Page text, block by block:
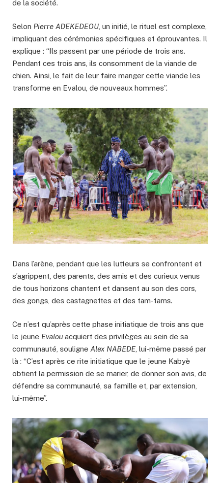
de la société.
Selon Pierre ADEKEDEOU , un initié, le rituel est complexe,
impliquant des cérémonies spécifiques et éprouvantes. Il
explique : “Ils passent par une période de trois ans.
Pendant ces trois ans, ils consomment de la viande de
chien. Ainsi, le fait de leur faire manger cette viande les
transforme en Evalou, de nouveaux hommes”.
Dans l’arène, pendant que les lutteurs se confrontent et
s’agrippent, des parents, des amis et des curieux venus
de tous horizons chantent et dansent au son des cors,
des gongs, des castagnettes et des tam-tams.
Ce n’est qu’après cette phase initiatique de trois ans que
le jeune Evalou acquiert des privilèges au sein de sa
communauté, souligne Alex NABEDE , lui-même passé par
là : “C’est après ce rite initiatique que le jeune Kabyè
obtient la permission de se marier, de donner son avis, de
défendre sa communauté, sa famille et, par extension,
lui-même”.